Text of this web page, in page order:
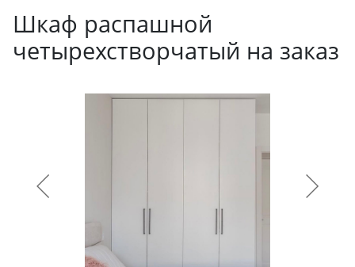
Шкаф распашной
четырехстворчатый на заказ